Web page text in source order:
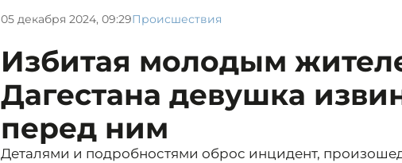
05 декабря 2024, 09:29Происшествия
Избитая молодым
Дагестана девушка
перед ним
Деталями и подробностями оброс инцидент,